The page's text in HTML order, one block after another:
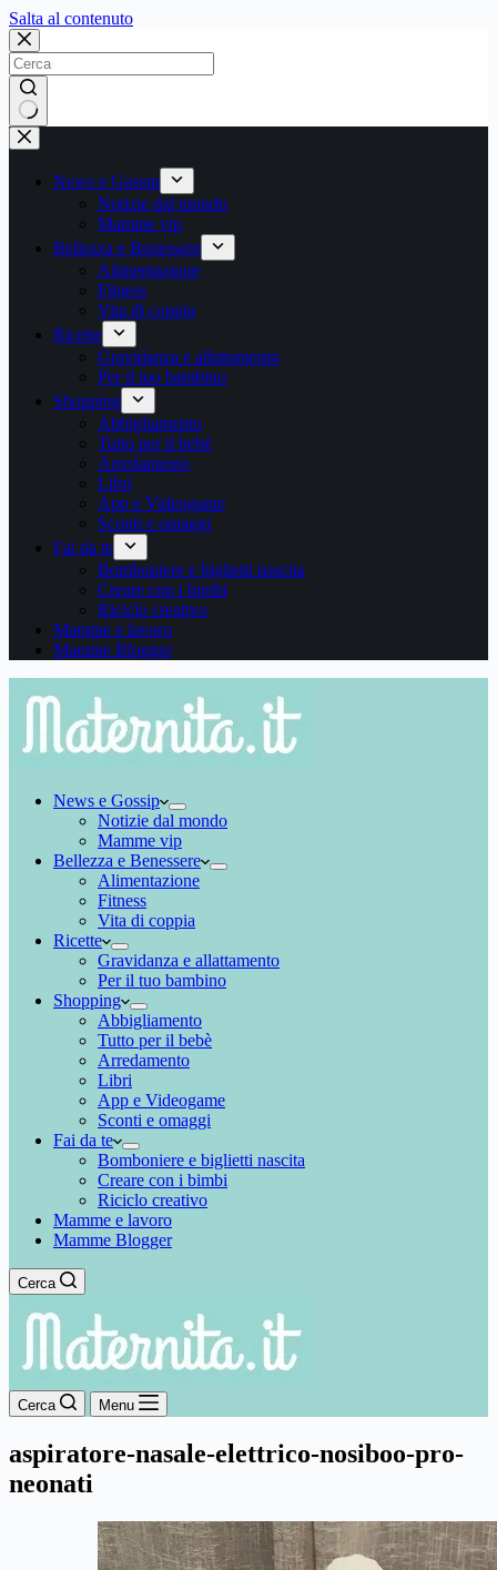
Salta al contenutoSalta
contenuto
Nessun
risultato
News e Gossip
Notizie dal mondo
Mamme vip
Bellezza e Benessere
Alimentazione
Fitness
Vita di coppia
Ricette
Gravidanza e allattamento
Per il tuo bambino
Shopping
Abbigliamento
Tutto per il bebè
Arredamento
Libri
App e Videogame
Sconti e omaggi
Fai da te
Bomboniere e biglietti nascita
Creare con i bimbi
Riciclo creativo
Mamme e lavoro
Mamme Blogger
News e Gossip
Notizie dal mondo
Mamme vip
Bellezza e Benessere
Alimentazione
Fitness
Vita di coppia
Ricette
Gravidanza e allattamento
Per il tuo bambino
Shopping
Abbigliamento
Tutto per il bebè
Arredamento
Libri
App e Videogame
Sconti e omaggi
Fai da te
Bomboniere e biglietti nascita
Creare con i bimbi
Riciclo creativo
Mamme e lavoro
Mamme Blogger
Cerca
Cerca Menu
aspiratore-nasale-elettrico-nosiboo-pro-
neonati